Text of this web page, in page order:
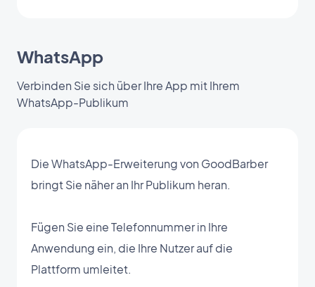
WhatsApp
Verbinden Sie sich über Ihre App mit Ihrem
WhatsApp-Publikum
Die WhatsApp-Erweiterung von GoodBarber
bringt Sie näher an Ihr Publikum heran.
Fügen Sie eine Telefonnummer in Ihre
Anwendung ein, die Ihre Nutzer auf die
Plattform umleitet.